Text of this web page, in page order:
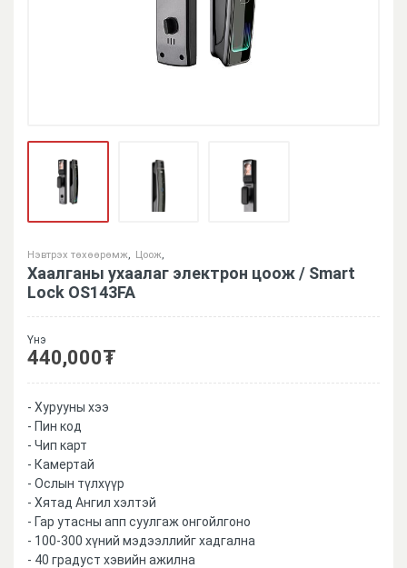
Нэвтрэх төхөөрөмж Цоож
Хаалганы ухаалаг электрон цоож / Smart
Lock OS143FA
Үнэ
440,000₮
- Хурууны хээ
- Пин код
- Чип карт
- Камертай
- Ослын түлхүүр
- Хятад Ангил хэлтэй
- Гар утасны апп суулгаж онгойлгоно
- 100-300 хүний мэдээллийг хадгална
- 40 градуст хэвийн ажилна